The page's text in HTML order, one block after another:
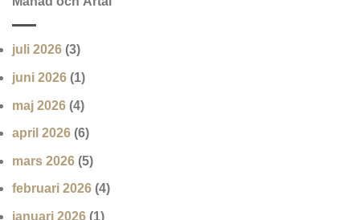
juli 2026 (3)
juni 2026 (1)
maj 2026 (4)
april 2026 (6)
mars 2026 (5)
februari 2026 (4)
januari 2026 (1)